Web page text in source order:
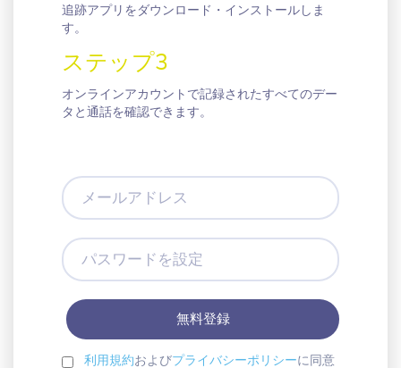
追跡アプリをダウンロード・インストールしま
す。
ステップ3
オンラインアカウントで記録されたすべてのデー
タと通話を確認できます。
メ
ー
ル
ア
レ
パ
ス
ワ
ー
ド
を
設
利用規約およびプライバシーポリシーに同意